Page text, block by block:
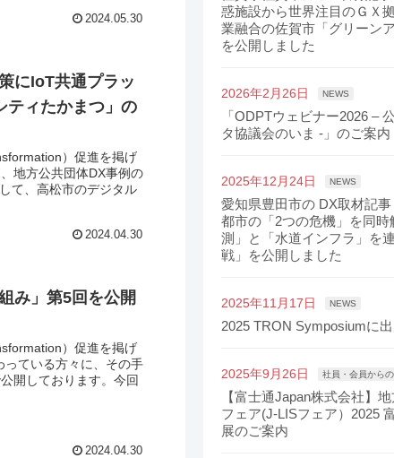
2024.05.30
にIoT共通プラッ
ティたかまつ」の
）促進を掲げ
地方公共団体DX事例の
て、高松市のデジタル
2024.04.30
み」第5回を公開
）促進を掲げ
っている方々に、その手
開しております。今回
2024.04.30
惑施設から世界注目のＧＸ
業融合の佐賀市「グリーン
を公開しました
2026年2月26日 NEWS
「ODPTウェビナー2026 –
タ協議会のいま -」のご案内
2025年12月24日 NEWS
愛知県豊田市の DX取材記事
都市の「2つの危機」を同
測」と「水道インフラ」を
戦」を公開しました
2025年11月17日 NEWS
2025 TRON Symposiumに
2025年9月26日 社員・会員から
【富士通Japan株式会社】
フェア(J-LISフェア）2025
展のご案内